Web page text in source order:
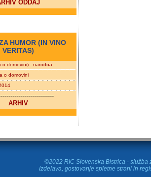
ODDAJ
HUMOR (IN VINO
VERITAS)
o domovini) - narodna
o domovini
ARHIV
©2022 RIC Slovenska Bistrica - služba
Izdelava, gostovanje spletne strani in